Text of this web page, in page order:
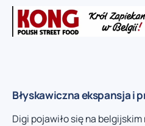
Błyskawiczna ekspansja i
Digi pojawiło się na